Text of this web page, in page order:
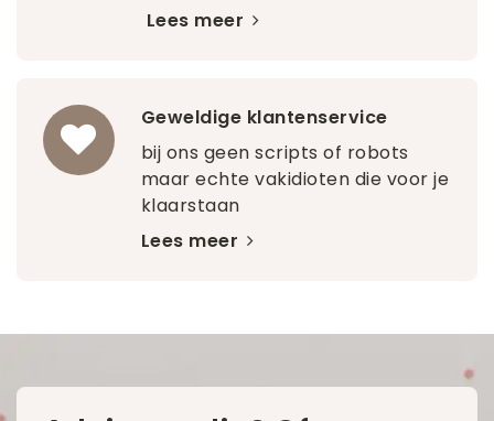
Lees meer
Geweldige klantenservice
bij ons geen scripts of robots
maar echte vakidioten die voor je
klaarstaan
Lees meer